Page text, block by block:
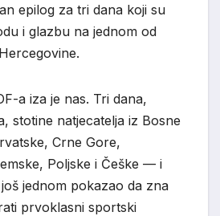
epilog za tri dana koji su
i glazbu na jednom od
a iza je nas. Tri dana,
stotine natjecatelja iz Bosne
Crne Gore,
Poljske i Češke — i
jednom pokazao da zna
prvoklasni sportski